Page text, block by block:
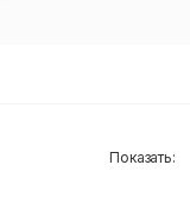
Показать: